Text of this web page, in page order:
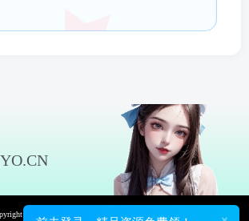
© 2026 诺言资源网 保留资源解释权